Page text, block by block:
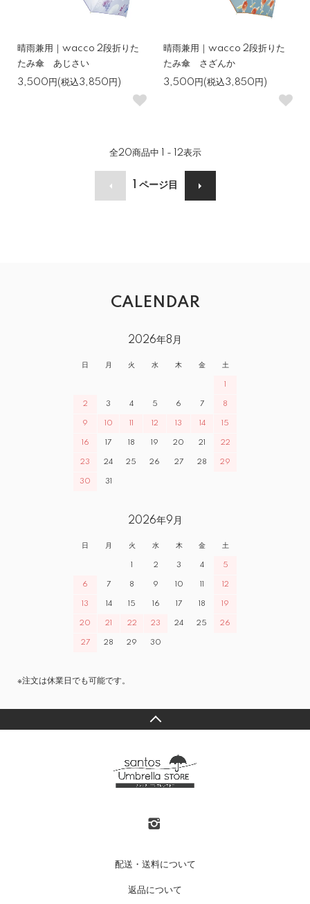
晴雨兼用｜wacco 2段折りた
たみ傘 あじさい
3,500円(税込3,850円)
晴雨兼用｜wacco 2段折りた
たみ傘 さざんか
3,500円(税込3,850円)
全20商品中 1 - 12表示
ページ目
CALENDAR
2026年8月
日 月 火 水 木 金 土
1
2 3 4 5 6 7 8
9 10 11 12 13 14 15
16 17 18 19 20 21 22
23 24 25 26 27 28 29
30 31
2026年9月
日 月 火 水 木 金 土
1 2 3 4 5
6 7 8 9 10 11 12
13 14 15 16 17 18 19
20 21 22 23 24 25 26
27 28 29 30
※注文は休業日でも可能です。
配送・送料について
返品について